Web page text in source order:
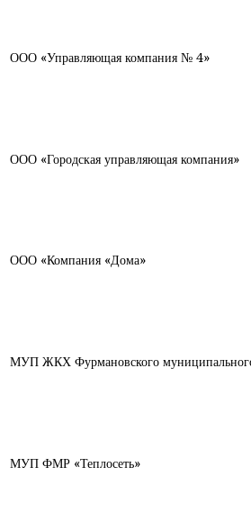
ООО «Управляющая компания № 4»
ООО «Городская управляющая компания»
ООО «Компания «Дома»
МУП ЖКХ Фурмановского
МУП ФМР «Теплосеть»